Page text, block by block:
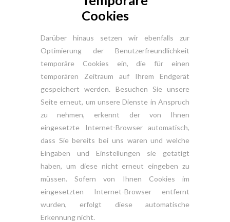
Cookies
Darüber hinaus setzen wir ebenfalls zur
Optimierung der Benutzerfreundlichkeit
temporäre Cookies ein, die für einen
temporären Zeitraum auf Ihrem Endgerät
gespeichert werden. Besuchen Sie unsere
Seite erneut, um unsere Dienste in Anspruch
zu nehmen, erkennt der von Ihnen
eingesetzte Internet-Browser automatisch,
dass Sie bereits bei uns waren und welche
Eingaben und Einstellungen sie getätigt
haben, um diese nicht erneut eingeben zu
müssen. Sofern von Ihnen Cookies im
eingesetzten Internet-Browser entfernt
wurden, erfolgt diese automatische
Erkennung nicht.